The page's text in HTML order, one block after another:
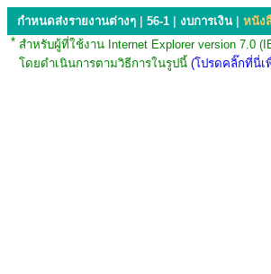
กำหนดส่งรายงานต่างๆ 56-1 งบการเงิน หนัง
* สำหรับผู้ที่ใช้งาน Internet Explorer version
โดยดำเนินการตามวิธีการในรูปนี้ (โปรดคลิ๊กที่นี่